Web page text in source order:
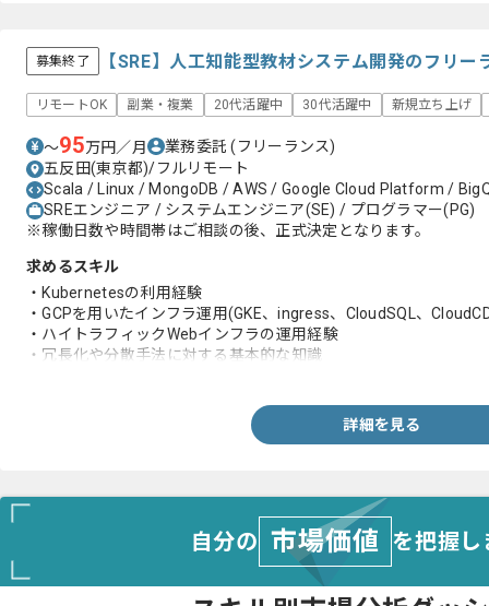
募集終了 【SRE】人工知能型教材システム開発のフリー
リモートOK 副業・複業 20代活躍中 30代活躍中 新規立ち上げ
〜95万円／月 業務委託(フリーランス)
五反田(東京都)/フルリモート
Scala / Linux / MongoDB / AWS / Google Cloud Platform /
SREエンジニア / システムエンジニア(SE) / プログラマー(PG)
※稼働日数や時間帯はご相談の後、正式決定となります。
求めるスキル
・Kubernetesの利用経験
・GCPを用いたインフラ運用(GKE、ingress、CloudSQL、
・ハイトラフィックWebインフラの運用経験
・冗長化や分散手法に対する基本的な知識
・ScalaもしくはPythonを用いた開発経験
詳細を見る
自分の 市場価値 を把握